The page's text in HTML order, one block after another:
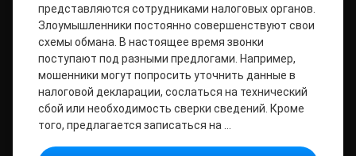
представляются сотрудниками налоговых органов.
Злоумышленники постоянно совершенствуют свои
схемы обмана. В настоящее время звонки
поступают под разными предлогами. Например,
мошенники могут попросить уточнить данные в
налоговой декларации, сослаться на технический
сбой или необходимость сверки сведений. Кроме
того, предлагается записаться на …